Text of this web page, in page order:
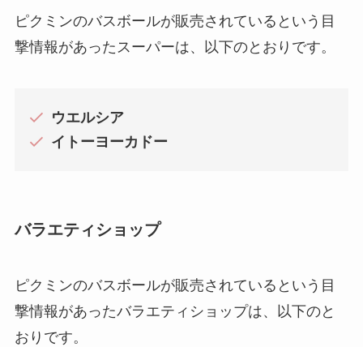
ピクミンのバスボールが販売されているという目
撃情報があったスーパーは、以下のとおりです。
ウエルシア
イトーヨーカドー
バラエティショップ
ピクミンのバスボールが販売されているという目
撃情報があったバラエティショップは、以下のと
おりです。